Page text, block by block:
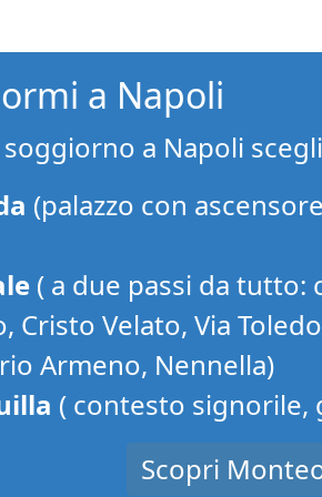
a Napoli
a Napoli
(palazzo con
( a due passi da
Cristo Velato, Via
Armeno, Nennella)
( contesto signorile,
Scopri